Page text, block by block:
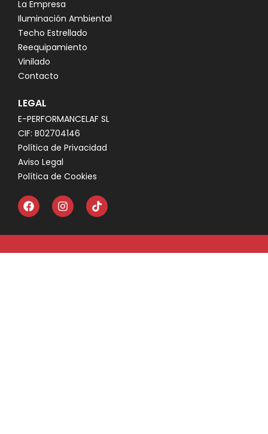
La Empresa
Iluminación Ambiental
Techo Estrellado
Reequipamiento
Vinilado
Contacto
LEGAL
E-PERFORMANCELAF SL
CIF: B02704146
Política de Privacidad
Aviso Legal
Política de Cookies